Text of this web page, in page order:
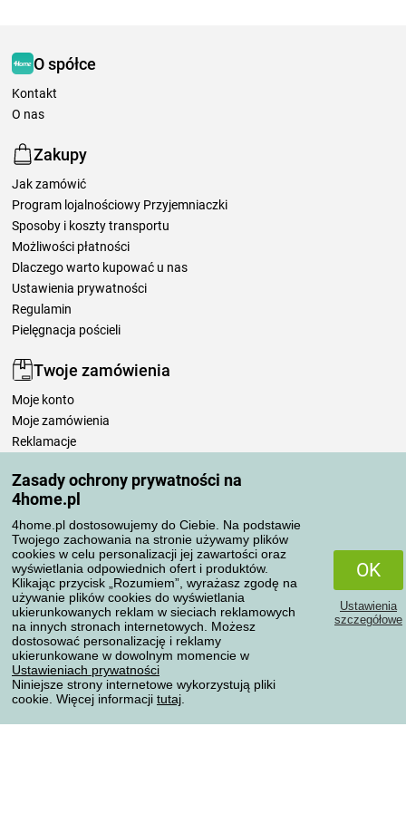
Zasady ochrony prywatności na
4home.pl
4home.pl dostosowujemy do Ciebie. Na podstawie
Twojego zachowania na stronie używamy plików
cookies w celu personalizacji jej zawartości oraz
wyświetlania odpowiednich ofert i produktów.
Klikając przycisk „Rozumiem”, wyrażasz zgodę na
używanie plików cookies do wyświetlania
ukierunkowanych reklam w sieciach reklamowych
na innych stronach internetowych. Możesz
dostosować personalizację i reklamy
ukierunkowane w dowolnym momencie w
Ustawieniach prywatności
Niniejsze strony internetowe wykorzystują pliki
cookie. Więcej informacji tutaj
OK
Ustawienia
szczegółowe
O spółce
Kontakt
O nas
Zakupy
Jak zamówić
Program lojalnościowy Przyjemniaczki
Sposoby i koszty transportu
Możliwości płatności
Dlaczego warto kupować u nas
Ustawienia prywatności
Regulamin
Pielęgnacja pościeli
Twoje zamówienia
Moje konto
Moje zamówienia
Reklamacje
Zasady przetwarzania recenzji
Sposoby transportu
Metody płatności
Niezawodny sklep